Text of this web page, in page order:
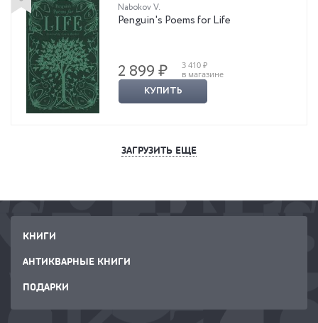
Nabokov V.
Penguin's Poems for Life
2 899 ₽
3 410 ₽
в магазине
КУПИТЬ
ЗАГРУЗИТЬ ЕЩЕ
КНИГИ
АНТИКВАРНЫЕ КНИГИ
ПОДАРКИ